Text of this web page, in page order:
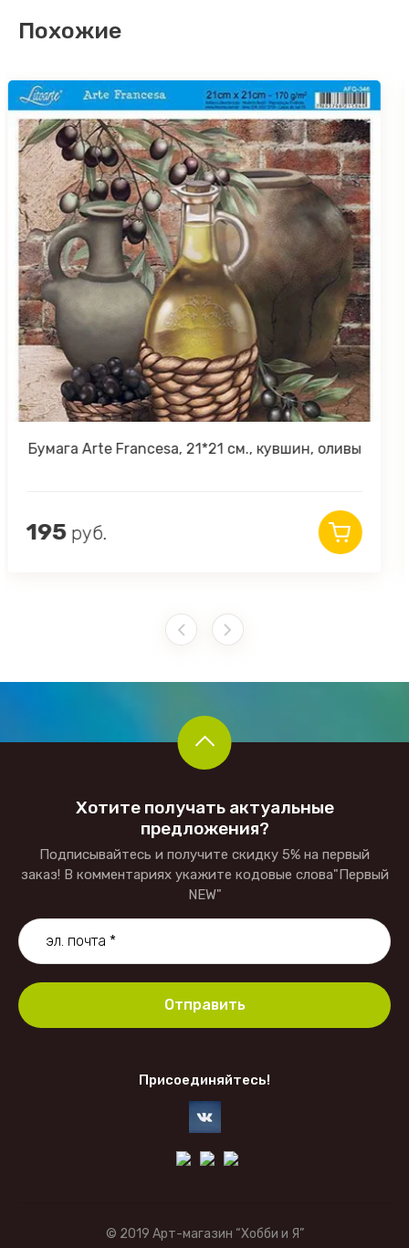
Похожие
Бумага Arte Francesa, 21*21 см., чайник,
195
Присоединяйтесь!
Хотите получать актуальные
предложения?
Подписывайтесь и получите скидку 5% на первый
заказ! В комментариях укажите кодовые слова"Первый
NEW"
Отправить
© 2019 Арт-магазин “Хобби и Я”